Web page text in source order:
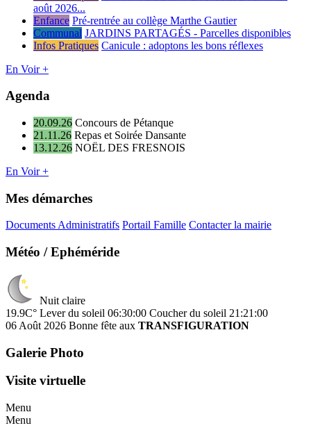
août 2026...
Enfance Pré-rentrée au collège Marthe Gautier
Communal JARDINS PARTAGÉS - Parcelles disponibles
Infos Pratiques Canicule : adoptons les bons réflexes
En Voir +
Agenda
20.09.26 Concours de Pétanque
21.11.26 Repas et Soirée Dansante
13.12.26 NOËL DES FRESNOIS
En Voir +
Mes démarches
Documents Administratifs Portail Famille Contacter la mairie
Météo / Ephéméride
Nuit claire
19.9C° Lever du soleil 06:30:00 Coucher du soleil 21:21:00
06 Août 2026 Bonne fête aux TRANSFIGURATION
Galerie Photo
Visite virtuelle
Menu
Menu